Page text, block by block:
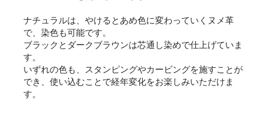
ナチュラルは、やけるとあめ色に変わっていくヌメ革
で、染色も可能です。
ブラックとダークブラウンは芯通し染めで仕上げていま
す。
いずれの色も、スタンピングやカービングを施すことが
でき、使い込むことで経年変化をお楽しみいただけま
す。